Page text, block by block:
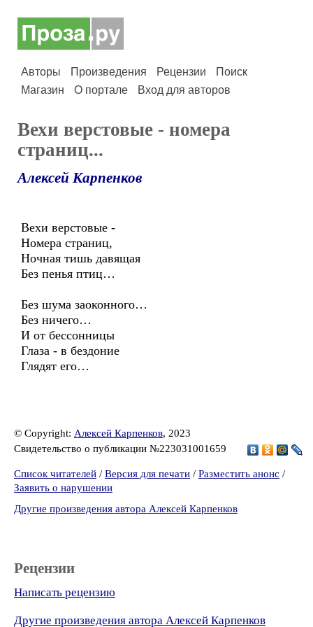
Авторы Произведения Рецензии
Поиск
Магазин
О портале Вход для авторов
Вехи верстовые - номера
страниц...
Алексей Карпенков
Вехи верстовые -
Номера страниц,
Ночная тишь давящая
Без пенья птиц…
Без шума заоконного…
Без ничего…
И от бессонницы
Глаза - в бездоние
Глядят его…
© Copyright: Алексей Карпенков, 2023
Свидетельство о публикации №223031001659
Список читателей / Версия для печати / Разместить анонс /
Заявить о нарушении
Другие произведения автора Алексей Карпенков
Рецензии
Написать рецензию
Другие произведения автора Алексей Карпенков